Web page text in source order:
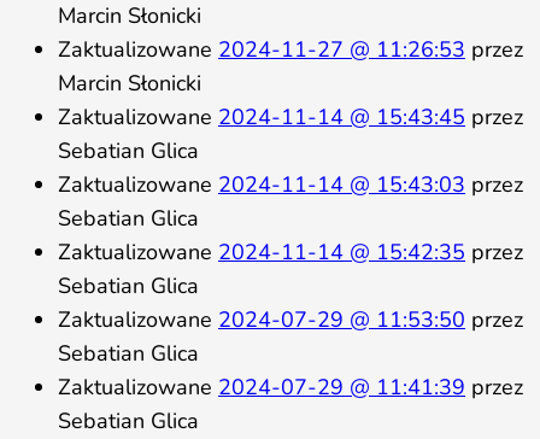
Marcin Słonicki
Zaktualizowane 2024-11-27 @ 11:26:53 przez
Marcin Słonicki
Zaktualizowane 2024-11-14 @ 15:43:45 przez
Sebatian Glica
Zaktualizowane 2024-11-14 @ 15:43:03 przez
Sebatian Glica
Zaktualizowane 2024-11-14 @ 15:42:35 przez
Sebatian Glica
Zaktualizowane 2024-07-29 @ 11:53:50 przez
Sebatian Glica
Zaktualizowane 2024-07-29 @ 11:41:39 przez
Sebatian Glica